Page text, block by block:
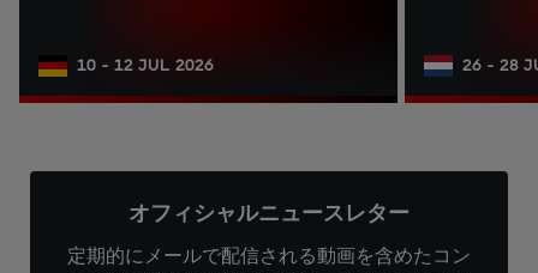
10 - 12 JUL 2026 26 - 28
オフィシャルニュースレター
定期的にメールで配信される動画を含めたコン